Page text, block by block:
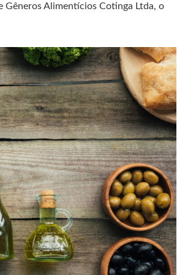
Gêneros Alimentícios Cotinga Ltda, o